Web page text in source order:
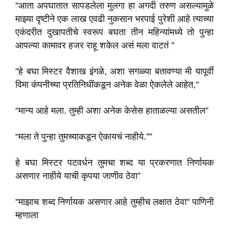
"आता अपघातात सापडलेला मुलगा हा अगदी तरुण असल्यामुळे
माझ्या दृष्टीने एक लाख एवढी नुकसान भरपाई पुरेशी आहे त्याच्या
एकंदरीत दुखापतीचे स्वरूप बघता तीन महिन्यांमध्ये तो पुन्हा
आपल्या कामावर हजर राहू शकेल असं मला वाटतं "
"हे बघा मिस्टर वैशाख इंगळे,अशा सगळ्या बतावण्या मी यापूर्वी
विमा कंपनीच्या प्रतिनिधींकडून अनेक वेळा ऐकलेले आहेत,"
“मान्य आहे मला. तुम्ही अशा अनेक केसेस हाताळल्या असतील”
“मला ते पुन्हा तुमच्याकडून ऐकायचं नाहीये.””
हे बघा मिस्टर पटवर्धन तुमचा शब्द या प्रकरणात निर्णायक
असणार नाहीये याची कृपया जाणीव ठेवा”
"माझाच शब्द निर्णायक असणार आहे तुम्हीच लक्षात ठेवा" पाणिनी
म्हणाला